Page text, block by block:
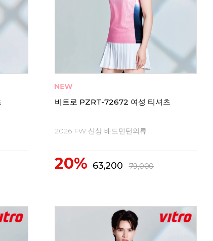
비트로 RT-62662 남성 티셔츠
2026 FW 신상 배드민턴의류
20% 63,200 79,000